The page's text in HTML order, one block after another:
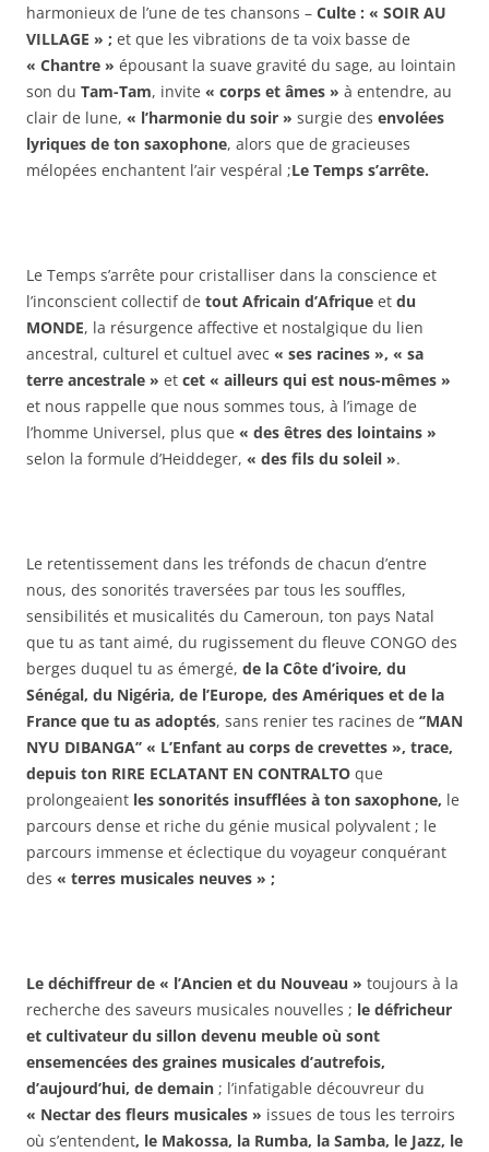
harmonieux de l’une de tes chansons – Culte : « SOIR AU
VILLAGE » ; et que les vibrations de ta voix basse de
« Chantre » épousant la suave gravité du sage, au lointain
son du Tam-Tam, invite « corps et âmes » à entendre, au
clair de lune, « l’harmonie du soir » surgie des envolées
lyriques de ton saxophone, alors que de gracieuses
mélopées enchantent l’air vespéral ;Le Temps s’arrête.
Le Temps s’arrête pour cristalliser dans la conscience et
l’inconscient collectif de tout Africain d’Afrique et du
MONDE, la résurgence affective et nostalgique du lien
ancestral, culturel et cultuel avec « ses racines », « sa
terre ancestrale » et cet « ailleurs qui est nous-mêmes »
et nous rappelle que nous sommes tous, à l’image de
l’homme Universel, plus que « des êtres des lointains »
selon la formule d’Heiddeger, « des fils du soleil ».
Le retentissement dans les tréfonds de chacun d’entre
nous, des sonorités traversées par tous les souffles,
sensibilités et musicalités du Cameroun, ton pays Natal
que tu as tant aimé, du rugissement du fleuve CONGO des
berges duquel tu as émergé, de la Côte d’ivoire, du
Sénégal, du Nigéria, de l’Europe, des Amériques et de la
France que tu as adoptés, sans renier tes racines de ‘’MAN
NYU DIBANGA’’ « L’Enfant au corps de crevettes », trace,
depuis ton RIRE ECLATANT EN CONTRALTO que
prolongeaient les sonorités insufflées à ton saxophone, le
parcours dense et riche du génie musical polyvalent ; le
parcours immense et éclectique du voyageur conquérant
des « terres musicales neuves » ;
Le déchiffreur de « l’Ancien et du Nouveau » toujours à la
recherche des saveurs musicales nouvelles ; le défricheur
et cultivateur du sillon devenu meuble où sont
ensemencées des graines musicales d’autrefois,
d’aujourd’hui, de demain ; l’infatigable découvreur du
« Nectar des fleurs musicales » issues de tous les terroirs
où s’entendent, le Makossa, la Rumba, la Samba, le Jazz, le